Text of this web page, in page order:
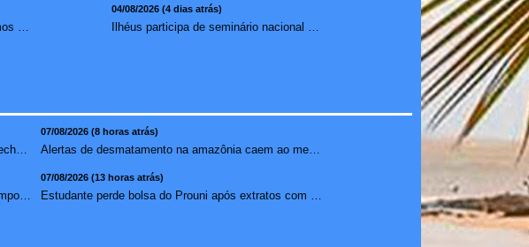
TRE da Bahia apresenta mecanismos de segurança das urnas e nova ordem de votação para eleições
04/08/2026 (4 dias atrás)
Ilhéus participa de seminário nacional sobre turismo sustentável e captação de investimentos
Cristo, Bondinho e outros pontos turísticos são fechados ...
07/08/2026 (8 horas atrás)
Alertas de desmatamento na amazônia caem ao menor patamar ...
Estado de São Paulo confirma 23 casos de sarampo; 16 não ...
07/08/2026 (13 horas atrás)
Estudante perde bolsa do Prouni após extratos com apostas ...